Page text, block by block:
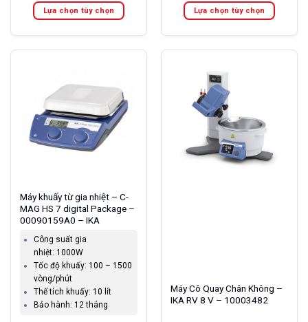
Lựa chọn tùy chọn
nhiều
thể.
Các
tùy
được
chọn
trang
sản
phẩm
Lựa chọn tùy chọn
biến
Các
tùy
chọn
Máy khuấy từ gia nhiệt – C-
MAG HS 7 digital Package –
00090159A0 – IKA
Công suất gia
nhiệt: 1000W
Tốc độ khuấy: 100 – 1500
vòng/phút
Thể tích khuấy: 10 lít
Bảo hành: 12 tháng
Máy Cô Quay Chân Không –
IKA RV 8 V – 10003482